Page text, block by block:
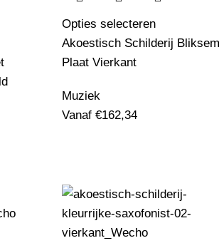
Opties selecteren
Akoestisch Schilderij Bliksem
Plaat Vierkant
Muziek
Vanaf €162,34